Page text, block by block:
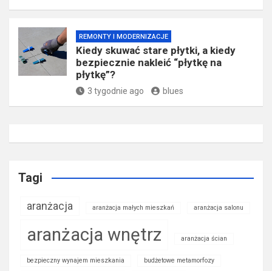
REMONTY I MODERNIZACJE
Kiedy skuwać stare płytki, a kiedy
bezpiecznie nakleić “płytkę na
płytkę”?
3 tygodnie ago blues
Tagi
aranżacja aranżacja małych mieszkań aranżacja salonu
aranżacja wnętrz aranżacja ścian
bezpieczny wynajem mieszkania budżetowe metamorfozy